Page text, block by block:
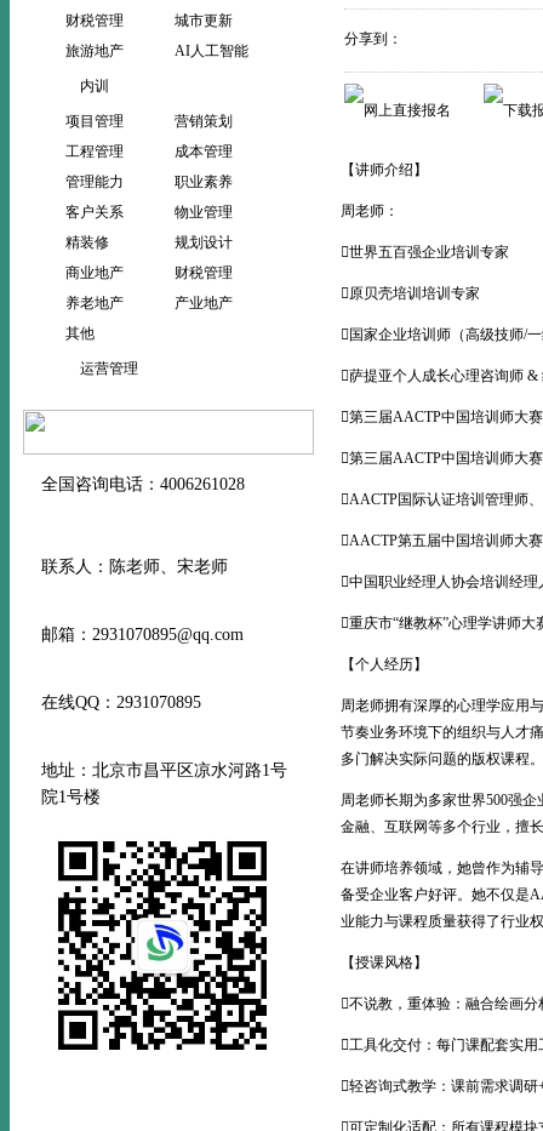
财税管理
城市更新
旅游地产
AI人工智能
内训
项目管理
营销策划
工程管理
成本管理
管理能力
职业素养
客户关系
物业管理
精装修
规划设计
商业地产
财税管理
养老地产
产业地产
其他
运营管理
全国咨询电话：4006261028
联系人：陈老师、宋老师
邮箱：2931070895@qq.com
在线QQ：2931070895
地址：北京市昌平区凉水河路1号
院1号楼
分享到：
【讲师介绍】
周老师：
世界五百强企业培训专家
原贝壳培训培训专家
国家企业培训师（高级技师/
萨提亚个人成长心理咨询师 &
第三届AACTP中国培训师大
第三届AACTP中国培训师大
AACTP国际认证培训管理师
AACTP第五届中国培训师大
中国职业经理人协会培训经理
重庆市“继教杯”心理学讲师大
【个人经历】
周老师拥有深厚的心理学应用
节奏业务环境下的组织与人才
多门解决实际问题的版权课程。
周老师长期为多家世界500强
金融、互联网等多个行业，擅
在讲师培养领域，她曾作为辅
备受企业客户好评。她不仅是
业能力与课程质量获得了行业
【授课风格】
不说教，重体验：融合绘画
工具化交付：每门课配套实
轻咨询式教学：课前需求调
可定制化适配：所有课程模